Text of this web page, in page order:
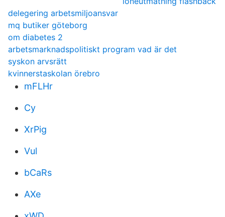
delegering arbetsmiljoansvar
mq butiker göteborg
om diabetes 2
arbetsmarknadspolitiskt program vad är det
syskon arvsrätt
kvinnerstaskolan örebro
mFLHr
Cy
XrPig
Vul
bCaRs
AXe